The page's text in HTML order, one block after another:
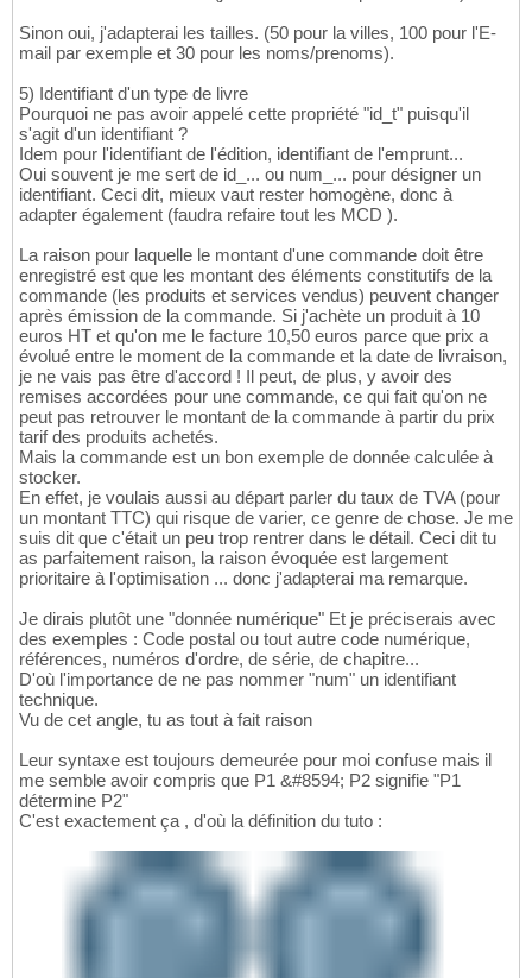
Sinon oui, j'adapterai les tailles. (50 pour la villes, 100 pour l'E-
mail par exemple et 30 pour les noms/prenoms).
5) Identifiant d'un type de livre
Pourquoi ne pas avoir appelé cette propriété "id_t" puisqu'il
s'agit d'un identifiant ?
Idem pour l'identifiant de l'édition, identifiant de l'emprunt...
Oui souvent je me sert de id_... ou num_... pour désigner un
identifiant. Ceci dit, mieux vaut rester homogène, donc à
adapter également (faudra refaire tout les MCD ).
La raison pour laquelle le montant d'une commande doit être
enregistré est que les montant des éléments constitutifs de la
commande (les produits et services vendus) peuvent changer
après émission de la commande. Si j'achète un produit à 10
euros HT et qu'on me le facture 10,50 euros parce que prix a
évolué entre le moment de la commande et la date de livraison,
je ne vais pas être d'accord ! Il peut, de plus, y avoir des
remises accordées pour une commande, ce qui fait qu'on ne
peut pas retrouver le montant de la commande à partir du prix
tarif des produits achetés.
Mais la commande est un bon exemple de donnée calculée à
stocker.
En effet, je voulais aussi au départ parler du taux de TVA (pour
un montant TTC) qui risque de varier, ce genre de chose. Je me
suis dit que c'était un peu trop rentrer dans le détail. Ceci dit tu
as parfaitement raison, la raison évoquée est largement
prioritaire à l'optimisation ... donc j'adapterai ma remarque.
Je dirais plutôt une "donnée numérique" Et je préciserais avec
des exemples : Code postal ou tout autre code numérique,
références, numéros d'ordre, de série, de chapitre...
D'où l'importance de ne pas nommer "num" un identifiant
technique.
Vu de cet angle, tu as tout à fait raison
Leur syntaxe est toujours demeurée pour moi confuse mais il
me semble avoir compris que P1 &#8594; P2 signifie "P1
détermine P2"
C'est exactement ça , d'où la définition du tuto :